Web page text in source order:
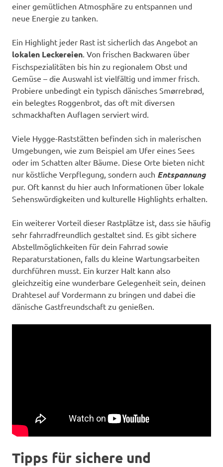
einer gemütlichen Atmosphäre zu entspannen und
neue Energie zu tanken.
Ein Highlight jeder Rast ist sicherlich das Angebot an
lokalen Leckereien. Von frischen Backwaren über
Fischspezialitäten bis hin zu regionalem Obst und
Gemüse – die Auswahl ist vielfältig und immer frisch.
Probiere unbedingt ein typisch dänisches Smørrebrød,
ein belegtes Roggenbrot, das oft mit diversen
schmackhaften Auflagen serviert wird.
Viele Hygge-Raststätten befinden sich in malerischen
Umgebungen, wie zum Beispiel am Ufer eines Sees
oder im Schatten alter Bäume. Diese Orte bieten nicht
nur köstliche Verpflegung, sondern auch Entspannung
pur. Oft kannst du hier auch Informationen über lokale
Sehenswürdigkeiten und kulturelle Highlights erhalten.
Ein weiterer Vorteil dieser Rastplätze ist, dass sie häufig
sehr fahrradfreundlich gestaltet sind. Es gibt sichere
Abstellmöglichkeiten für dein Fahrrad sowie
Reparaturstationen, falls du kleine Wartungsarbeiten
durchführen musst. Ein kurzer Halt kann also
gleichzeitig eine wunderbare Gelegenheit sein, deinen
Drahtesel auf Vordermann zu bringen und dabei die
dänische Gastfreundschaft zu genießen.
Tipps für sichere und